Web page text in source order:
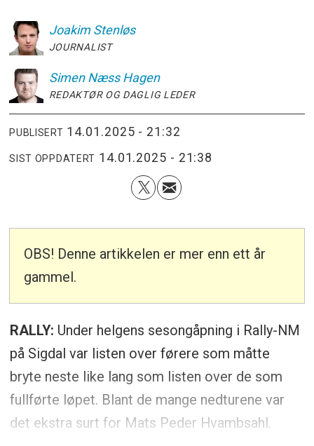
Joakim Stenløs
JOURNALIST
Simen Næss Hagen
REDAKTØR OG DAGLIG LEDER
PUBLISERT 14.01.2025 - 21:32
SIST OPPDATERT 14.01.2025 - 21:38
OBS! Denne artikkelen er mer enn ett år
gammel.
RALLY: Under helgens sesongåpning i Rally-NM
på Sigdal var listen over førere som måtte
bryte neste like lang som listen over de som
fullførte løpet. Blant de mange nedturene var
det ekstra surt for Mats Peder Hvambsahl.